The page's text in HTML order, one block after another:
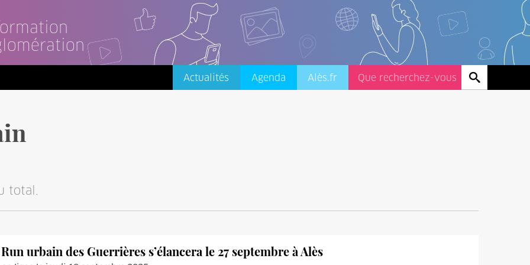
Actualités Agenda Alès.fr
total.
urbain des Guerrières s’élancera le 27 septembre à Alès